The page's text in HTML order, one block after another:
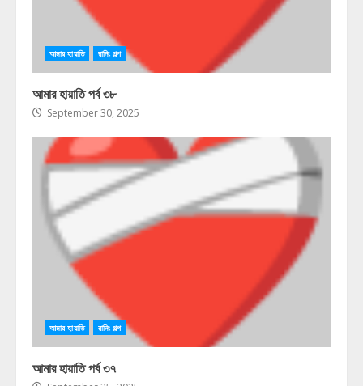
আমার হায়াতি রানিং গল্প
আমার হায়াতি পর্ব ৩৮
September 30, 2025
আমার হায়াতি রানিং গল্প
আমার হায়াতি পর্ব ৩৭